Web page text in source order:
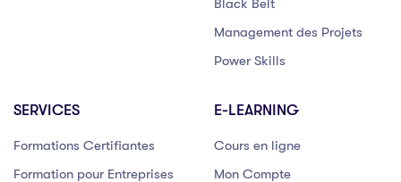
Black Belt
Management des Projets
Power Skills
SERVICES
Formations Certifiantes
Formation pour Entreprises
E-LEARNING
Cours en ligne
Mon Compte